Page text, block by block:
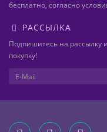
бесплатно, согласно
РАССЫЛКА
Подпишитесь на рассылку
покупку!